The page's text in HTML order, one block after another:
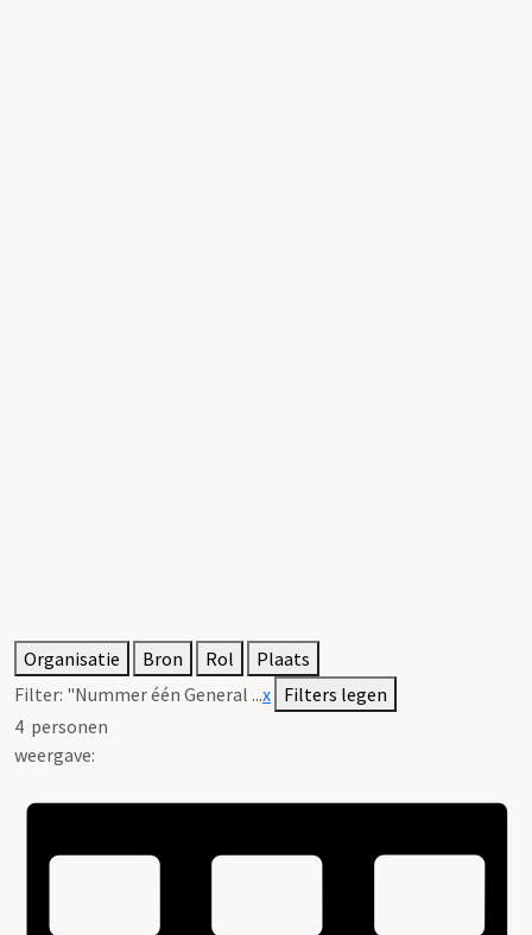
Organisatie Bron Rol
Plaats
Filter: "Nummer één General ...x Filters legen
4 personen
weergave: